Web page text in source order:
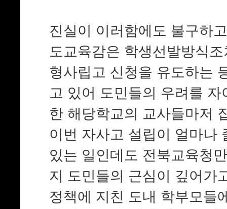
진실이 이러함에도 불구하
도교육감은 학생선발방식
형사립고 신청을 유도하는
고 있어 도민들의 우려를
한 해당학교의 교사들마저
이번 자사고 설립이 얼마나
있는 일인데도 전북교육청
지 도민들의 근심이 깊어가
정책에 지친 도내 학부모들